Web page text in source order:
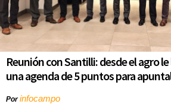
Reunión con Santilli: desde el agro
una agenda de 5 puntos para
Porinfocampo